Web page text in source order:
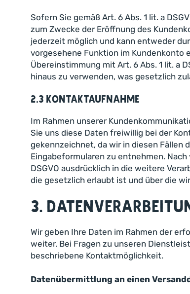
Sofern Sie gemäß Art. 6 Abs. 1 lit. a
zum Zwecke der Eröffnung des
jederzeit möglich und kann entweder
vorgesehene Funktion im Kundenkonto
Übereinstimmung mit Art. 6 Abs. 1 lit. a
hinaus zu verwenden, was gesetzlich
2.3 Kontaktaufnahme
Im Rahmen unserer
Sie uns diese Daten freiwillig bei der
gekennzeichnet, da wir in diesen Fällen
Eingabeformularen zu entnehmen.
DSGVO ausdrücklich in die weitere
die gesetzlich erlaubt ist und über die
3.
Wir geben Ihre Daten im Rahmen der
weiter. Bei Fragen zu unseren
beschriebene Kontaktmöglichkeit.
Datenübermittlung an einen